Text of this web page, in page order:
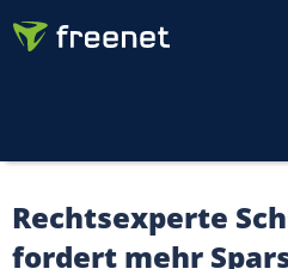
Rechtsexperte
fordert mehr